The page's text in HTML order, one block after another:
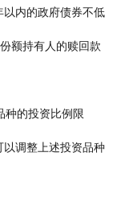
在一年以内的政府债券不低
基金份额持有人的赎回款
投资品种的投资比例限
后，可以调整上述投资品种